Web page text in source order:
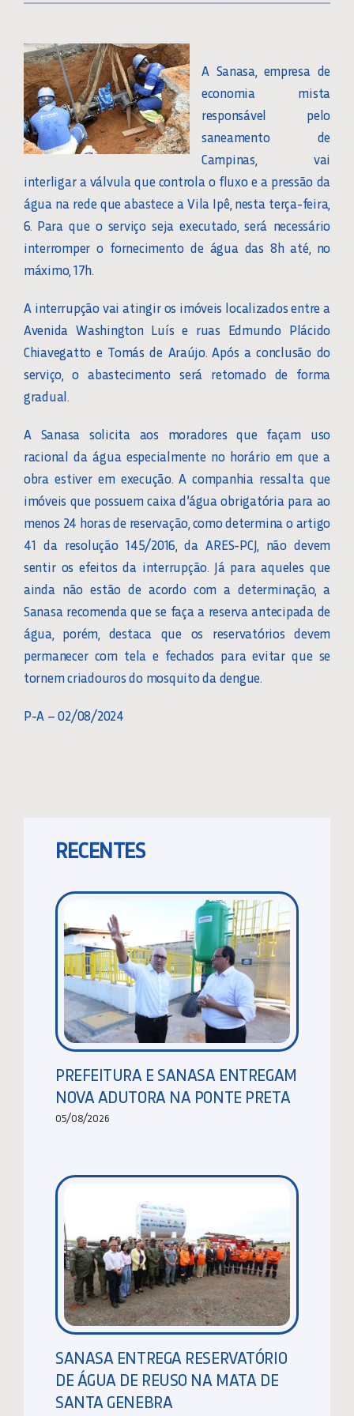
A Sanasa, empresa de
economia mista
responsável pelo
saneamento de
Campinas, vai
interligar a válvula que controla o fluxo e a pressão da
água na rede que abastece a Vila Ipê, nesta terça-feira,
6. Para que o serviço seja executado, será necessário
interromper o fornecimento de água das 8h até, no
máximo, 17h.
A interrupção vai atingir os imóveis localizados entre a
Avenida Washington Luís e ruas Edmundo Plácido
Chiavegatto e Tomás de Araújo. Após a conclusão do
serviço, o abastecimento será retomado de forma
gradual.
A Sanasa solicita aos moradores que façam uso
racional da água especialmente no horário em que a
obra estiver em execução. A companhia ressalta que
imóveis que possuem caixa d’água obrigatória para ao
menos 24 horas de reservação, como determina o artigo
41 da resolução 145/2016, da ARES-PCJ, não devem
sentir os efeitos da interrupção. Já para aqueles que
ainda não estão de acordo com a determinação, a
Sanasa recomenda que se faça a reserva antecipada de
água, porém, destaca que os reservatórios devem
permanecer com tela e fechados para evitar que se
tornem criadouros do mosquito da dengue.
P-A – 02/08/2024
RECENTES
PREFEITURA E SANASA ENTREGAM
NOVA ADUTORA NA PONTE PRETA
05/08/2026
SANASA ENTREGA RESERVATÓRIO
DE ÁGUA DE REUSO NA MATA DE
SANTA GENEBRA